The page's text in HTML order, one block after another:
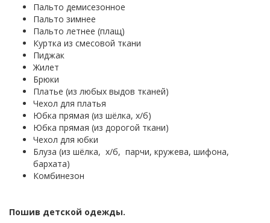
Пальто демисезонное
Пальто зимнее
Пальто летнее (плащ)
Куртка из смесовой ткани
Пиджак
Жилет
Брюки
Платье (из любых выдов тканей)
Чехол для платья
Юбка прямая (из шёлка, х/б)
Юбка прямая (из дорогой ткани)
Чехол для юбки
Блуза (из шёлка, х/б, парчи, кружева, шифона,
бархата)
Комбинезон
Пошив детской одежды.